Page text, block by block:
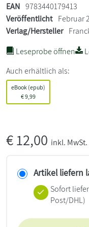
EAN 9783440179413
Veröffentlicht Februar
Verlag/Hersteller
Leseprobe öffnen
Auch erhältlich als:
eBook (epub)
€9,99
€12,00 inkl. MwSt.
Artikel liefern
Sofort
Post/DHL)